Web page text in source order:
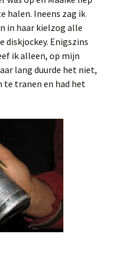
halen. Ineens zag ik
in haar kielzog alle
diskjockey. Enigszins
ik alleen, op mijn
lang duurde het niet,
tranen en had het